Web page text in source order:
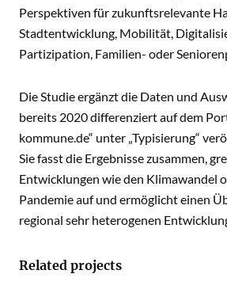
Perspektiven für zukunftsrelevante
Stadtentwicklung, Mobilität,
Partizipation, Familien- oder
Die Studie ergänzt die Daten und
bereits 2020 differenziert auf dem
kommune.de“ unter „Typisierung“
Sie fasst die Ergebnisse zusammen,
Entwicklungen wie den Klimawandel
Pandemie auf und ermöglicht einen
regional sehr heterogenen
Related projects